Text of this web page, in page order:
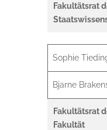
Fakultätsrat
Sophie
Bjarne
Fakultätsrat
Fakultät